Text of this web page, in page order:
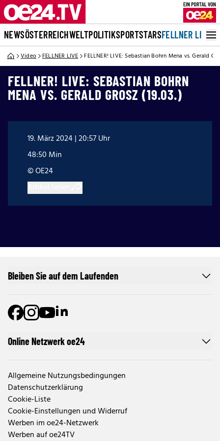
NEWSÖSTERREICHWELTPOLITIKSPORTSTARSFELLNER LIVE
Video FELLNER LIVE FELLNER! LIVE: Sebastian Bohrn Mena vs. Gerald
FELLNER! LIVE: SEBASTIAN BOHRN
MENA VS. GERALD GROSZ (19.03.)
19. März 2024 | 20:57 Uhr
48:50 Min
© OE24
Online Netzwerk oe24
Allgemeine Nutzungsbedingungen
Datenschutzerklärung
Cookie-Liste
Cookie-Einstellungen und Widerruf
Werben im oe24-Netzwerk
Werben auf oe24TV
Bleiben Sie auf dem Laufenden